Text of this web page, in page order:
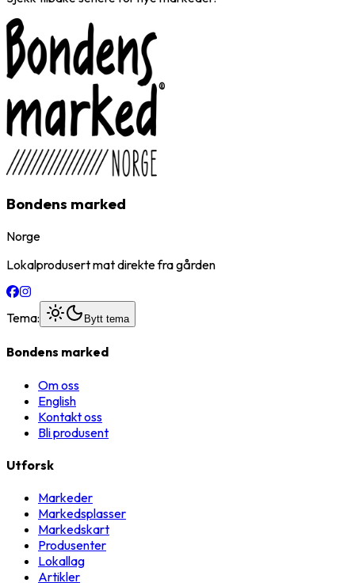
Bondens marked
Norge
Lokalprodusert mat direkte fra gården
Tema: Bytt tema
Bondens marked
Om oss
English
Kontakt oss
Bli produsent
Utforsk
Markeder
Markedsplasser
Markedskart
Produsenter
Lokallag
Artikler